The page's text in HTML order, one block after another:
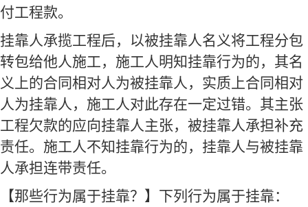
付工程款。
挂靠人承揽工程后，以被挂靠人名义将工程分包
转包给他人施工，施工人明知挂靠行为的，其名
义上的合同相对人为被挂靠人，实质上合同相对
人为挂靠人，施工人对此存在一定过错。其主张
工程欠款的应向挂靠人主张，被挂靠人承担补充
责任。施工人不知挂靠行为的，挂靠人与被挂靠
人承担连带责任。
【那些行为属于挂靠？】下列行为属于挂靠：